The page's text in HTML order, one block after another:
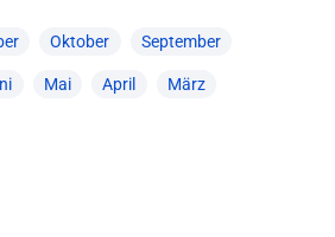
Oktober September
Mai April März